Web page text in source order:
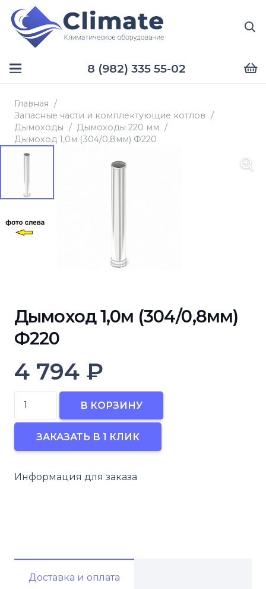
8 (982) 335 55-02
Главная /
Запасные части и комплектующие котлов /
Дымоходы / Дымоходы 220 мм /
Дымоход 1,0м (304/0,8мм) Ф220
Дымоход 1,0м (304/0,8мм)
Ф220
4 794 ₽
Количество
Дымоход
1,0м
Ф220
В КОРЗИНУ
ЗАКАЗАТЬ В 1 КЛИК
Информация для заказа
Доставка и оплата